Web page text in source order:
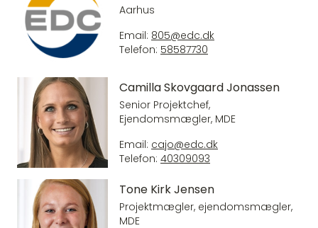
Aarhus
Email: 805@edc.dk
Telefon: 58587730
Camilla Skovgaard Jonassen
Senior Projektchef,
Ejendomsmægler, MDE
Email: cajo@edc.dk
Telefon: 40309093
Tone Kirk Jensen
Projektmægler, ejendomsmægler,
MDE